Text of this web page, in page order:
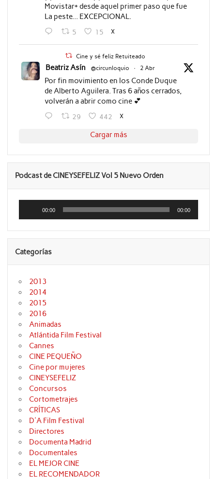
Movistar+ desde aquel primer paso que fue
La peste... EXCEPCIONAL.
5 15 X
Cine y sé feliz Retuiteado
Beatriz Asín @circunloquio · 2 Abr
Por fin movimiento en los Conde Duque
de Alberto Aguilera. Tras 6 años cerrados,
volverán a abrir como cine 💕
29 442 X
Cargar más
Podcast de CINEYSEFELIZ Vol 5 Nuevo Orden
audio
00:00 00:00
Categorías
2013
2014
2015
2016
Animadas
Atlántida Film Festival
Cannes
CINE PEQUEÑO
Cine por mujeres
CINEYSEFELIZ
Concursos
Cortometrajes
CRÍTICAS
D'A Film Festival
Directores
Documenta Madrid
Documentales
EL MEJOR CINE
EL RECOMENDADOR